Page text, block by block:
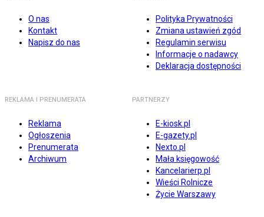
O nas
Kontakt
Napisz do nas
Polityka Prywatności
Zmiana ustawień zgód
Regulamin serwisu
Informacje o nadawcy
Deklaracja dostępności
REKLAMA I PRENUMERATA
Reklama
Ogłoszenia
Prenumerata
Archiwum
PARTNERZY
E-kiosk.pl
E-gazety.pl
Nexto.pl
Mała księgowość
Kancelarierp.pl
Wieści Rolnicze
Życie Warszawy